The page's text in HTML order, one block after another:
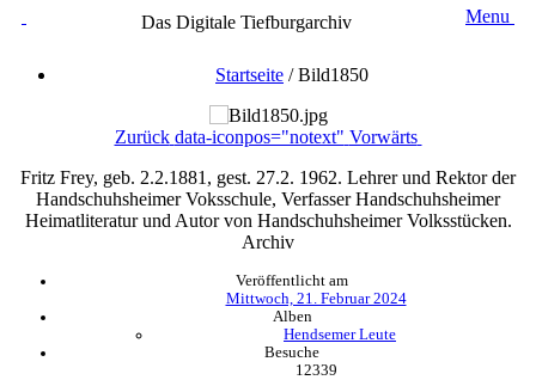
Das Digitale Tiefburgarchiv Menu
Startseite /Bild1850
Zurück data-iconpos="notext" Vorwärts
Fritz Frey, geb. 2.2.1881, gest. 27.2. 1962. Lehrer und Rektor der
Handschuhsheimer Voksschule, Verfasser Handschuhsheimer
Heimatliteratur und Autor von Handschuhsheimer Volksstücken.
Archiv
Veröffentlicht am
Mittwoch, 21. Februar 2024
Alben
Hendsemer Leute
Besuche
12339